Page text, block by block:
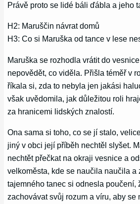
Právě proto se lidé báli ďábla a jeho
H2: Maruščin návrat domů
H3: Co si Maruška od tance v lese
Maruška se rozhodla vrátit do
nepovědět, co viděla. Přišla téměř v
říkala si, zda to nebyla jen jakási
však uvědomila, jak důležitou roli
za hranicemi lidských znalostí.
Ona sama si toho, co se jí stalo,
jiný v obci její příběh nechtěl slyšet.
nechtět přečkat na okraji vesnice a
velkoměsta, kde se naučila naučila a
tajemného tanec si odnesla poučení,
zachovávat svůj rozum a víru, aby se